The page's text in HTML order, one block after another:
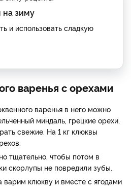
на зиму
и использовать сладкую
варенья с орехами
варенья в него можно
миндаль, грецкие орехи,
свежие. На 1 кг клюквы
тщательно, чтобы потом в
скорлупы не повредили зубы.
варим клюкву и вместе с ягодами